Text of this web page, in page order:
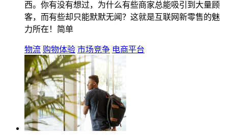
西。你有没有想过，为什么有些商家总能吸引到大量顾
客，而有些却只能默默无闻？这就是互联网新零售的魅
力所在！简单
物流 购物体验 市场竞争 电商平台